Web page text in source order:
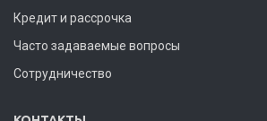
Кредит и рассрочка
Часто задаваемые вопросы
Сотрудничество